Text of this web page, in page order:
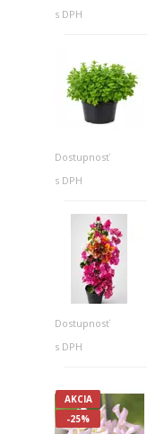
s DPH
Dostupnosť
s DPH
Dostupnosť
s DPH
AKCIA
-25%